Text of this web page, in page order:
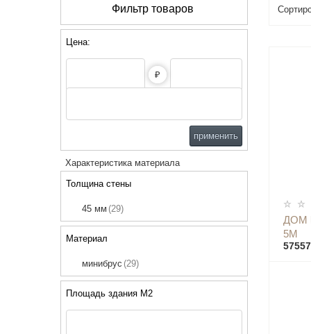
Фильтр товаров
Цена:
₽
применить
Характеристика материала
Толщина стены
45 мм (29)
Материал
минибрус (29)
Площадь здания М2
ДОМ
5М